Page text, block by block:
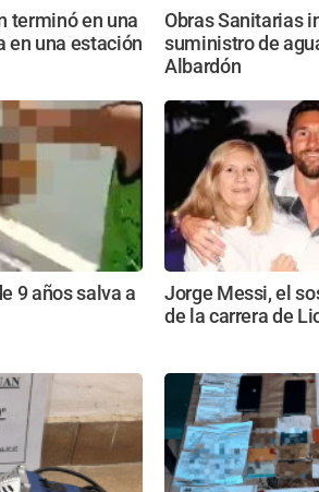
terminó en una
en una estación
Obras Sanitarias
suministro de
Albardón
9 años salva a
Jorge Messi, el
de la carrera de